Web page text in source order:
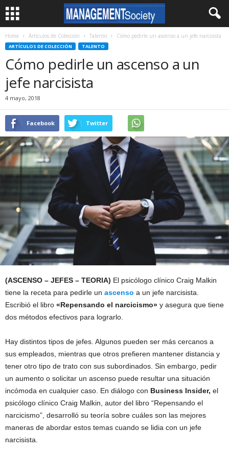
Home Artículos de Colección Talento Cómo pedirle un ascenso a un jefe narcisista
ARTÍCULOS DE COLECCIÓN TALENTO
Cómo pedirle un ascenso a un
jefe narcisista
4 mayo, 2018
Facebook Twitter
(ASCENSO – JEFES – TEORIA) El psicólogo clínico Craig Malkin
tiene la receta para pedirle un ascenso a un jefe narcisista.
Escribió el libro «Repensando el narcicismo» y asegura que tiene
dos métodos efectivos para lograrlo.
Hay distintos tipos de jefes. Algunos pueden ser más cercanos a
sus empleados, mientras que otros prefieren mantener distancia y
tener otro tipo de trato con sus subordinados. Sin embargo, pedir
un aumento o solicitar un ascenso puede resultar una situación
incómoda en cualquier caso. En diálogo con Business Insider, el
psicólogo clínico Craig Malkin, autor del libro “Repensando el
narcicismo”, desarrolló su teoría sobre cuáles son las mejores
maneras de abordar estos temas cuando se lidia con un jefe
narcisista.